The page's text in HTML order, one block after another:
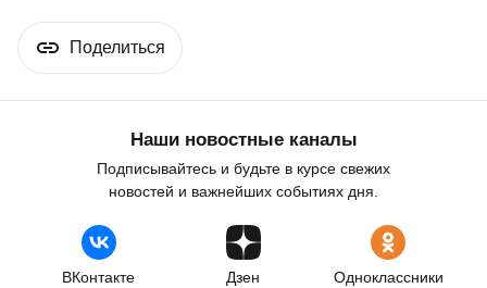
Поделиться
Наши новостные каналы
Подписывайтесь и будьте в курсе свежих
новостей и важнейших событиях дня.
ВКонтакте Дзен Одноклассники